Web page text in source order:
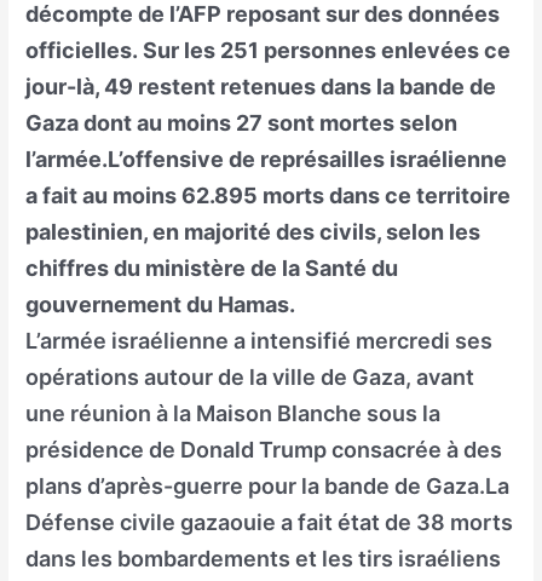
décompte de l’AFP reposant sur des données
officielles. Sur les 251 personnes enlevées ce
jour-là, 49 restent retenues dans la bande de
Gaza dont au moins 27 sont mortes selon
l’armée.L’offensive de représailles israélienne
a fait au moins 62.895 morts dans ce territoire
palestinien, en majorité des civils, selon les
chiffres du ministère de la Santé du
gouvernement du Hamas.
L’armée israélienne a intensifié mercredi ses
opérations autour de la ville de Gaza, avant
une réunion à la Maison Blanche sous la
présidence de Donald Trump consacrée à des
plans d’après-guerre pour la bande de Gaza.La
Défense civile gazaouie a fait état de 38 morts
dans les bombardements et les tirs israéliens